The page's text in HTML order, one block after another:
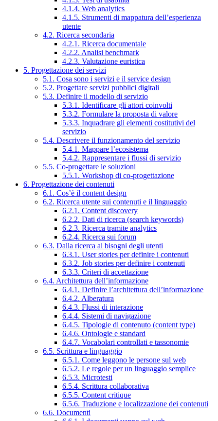
4.1.4. Web analytics
4.1.5. Strumenti di mappatura dell’esperienza
utente
4.2. Ricerca secondaria
4.2.1. Ricerca documentale
4.2.2. Analisi benchmark
4.2.3. Valutazione euristica
5. Progettazione dei servizi
5.1. Cosa sono i servizi e il service design
5.2. Progettare servizi pubblici digitali
5.3. Definire il modello di servizio
5.3.1. Identificare gli attori coinvolti
5.3.2. Formulare la proposta di valore
5.3.3. Inquadrare gli elementi costitutivi del
servizio
5.4. Descrivere il funzionamento del servizio
5.4.1. Mappare l’ecosistema
5.4.2. Rappresentare i flussi di servizio
5.5. Co-progettare le soluzioni
5.5.1. Workshop di co-progettazione
6. Progettazione dei contenuti
6.1. Cos’è il content design
6.2. Ricerca utente sui contenuti e il linguaggio
6.2.1. Content discovery
6.2.2. Dati di ricerca (search keywords)
6.2.3. Ricerca tramite analytics
6.2.4. Ricerca sui forum
6.3. Dalla ricerca ai bisogni degli utenti
6.3.1. User stories per definire i contenuti
6.3.2. Job stories per definire i contenuti
6.3.3. Criteri di accettazione
6.4. Architettura dell’informazione
6.4.1. Definire l’architettura dell’informazione
6.4.2. Alberatura
6.4.3. Flussi di interazione
6.4.4. Sistemi di navigazione
6.4.5. Tipologie di contenuto (content type)
6.4.6. Ontologie e standard
6.4.7. Vocabolari controllati e tassonomie
6.5. Scrittura e linguaggio
6.5.1. Come leggono le persone sul web
6.5.2. Le regole per un linguaggio semplice
6.5.3. Microtesti
6.5.4. Scrittura collaborativa
6.5.5. Content critique
6.5.6. Traduzione e localizzazione dei contenuti
6.6. Documenti